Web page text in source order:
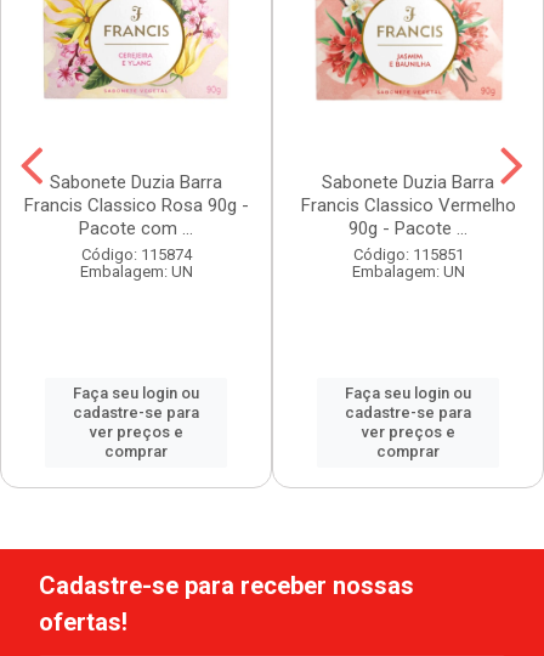
Sabonete Duzia Barra
Francis Classico Rosa 90g -
Pacote com ...
Código: 115874
Embalagem: UN
Faça seu login ou
cadastre-se para
ver preços e
comprar
Sabonete Duzia Barra
Francis Classico Vermelho
90g - Pacote ...
Código: 115851
Embalagem: UN
Faça seu login ou
cadastre-se para
ver preços e
comprar
Cadastre-se para receber nossas
ofertas!